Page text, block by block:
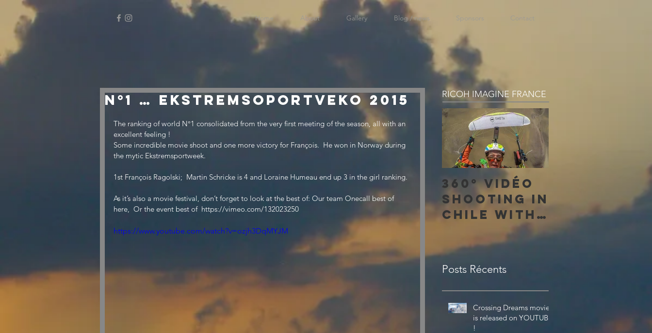
Home About Gallery Blog / news Sponsors Contact
N°1 … EkstremsoportVeko 2015
The ranking of world N°1 consolidated from the very first meeting of the season, all with an
excellent feeling !
Some incredible movie shoot and one more victory for François.  He won in Norway during
the mytic Ekstremsportweek.
1st François Ragolski;  Martin Schricke is 4 and Loraine Humeau end up 3 in the girl ranking.
As it’s also a movie festival, don’t forget to look at the best of: Our team Onecall best of
here,  Or the event best of  https://vimeo.com/132023250
https://www.youtube.com/watch?v=ozjh3DqMYJM
RICOH IMAGINE FRANCE
360° vidéo
shooting in
Chile with
amazing 4K
Theta V
from Ricoh
Posts Récents
Crossing Dreams movie
is released on YOUTUBE
!